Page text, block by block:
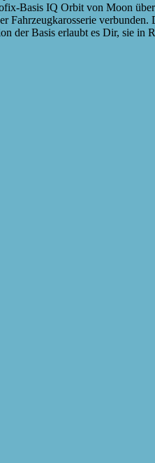
Basis IQ Orbit von Moon
Fahrzeugkarosserie verbunden.
der Basis erlaubt es Dir, sie in